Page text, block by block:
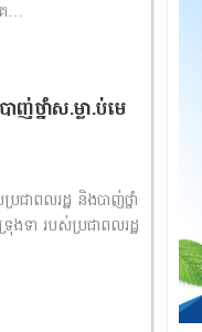
គ…
ញ់ថ្នាំស.ម្លា.ប់មេ
ជាពលរដ្ឋ និងបាញ់ថ្នាំ
ងទា របស់ប្រជាពលរដ្ឋ